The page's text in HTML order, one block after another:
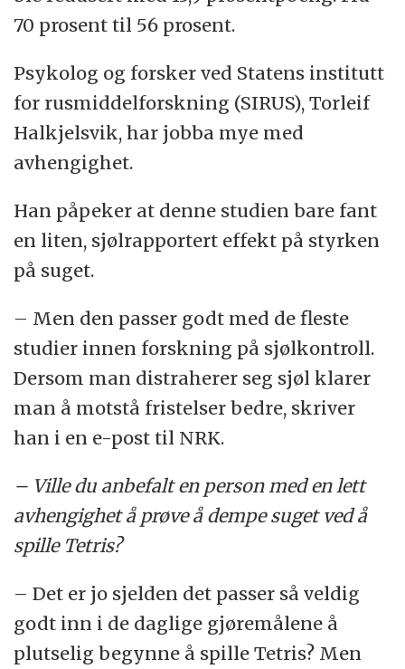
70 prosent til 56 prosent.
Psykolog og forsker ved Statens institutt
for rusmiddelforskning (SIRUS), Torleif
Halkjelsvik, har jobba mye med
avhengighet.
Han påpeker at denne studien bare fant
en liten, sjølrapportert effekt på styrken
på suget.
– Men den passer godt med de fleste
studier innen forskning på sjølkontroll.
Dersom man distraherer seg sjøl klarer
man å motstå fristelser bedre, skriver
han i en e-post til NRK.
– Ville du anbefalt en person med en lett
avhengighet å prøve å dempe suget ved å
spille Tetris?
– Det er jo sjelden det passer så veldig
godt inn i de daglige gjøremålene å
plutselig begynne å spille Tetris? Men